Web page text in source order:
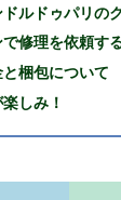
ルドゥパリの
修理を依頼す
梱包について
しみ！